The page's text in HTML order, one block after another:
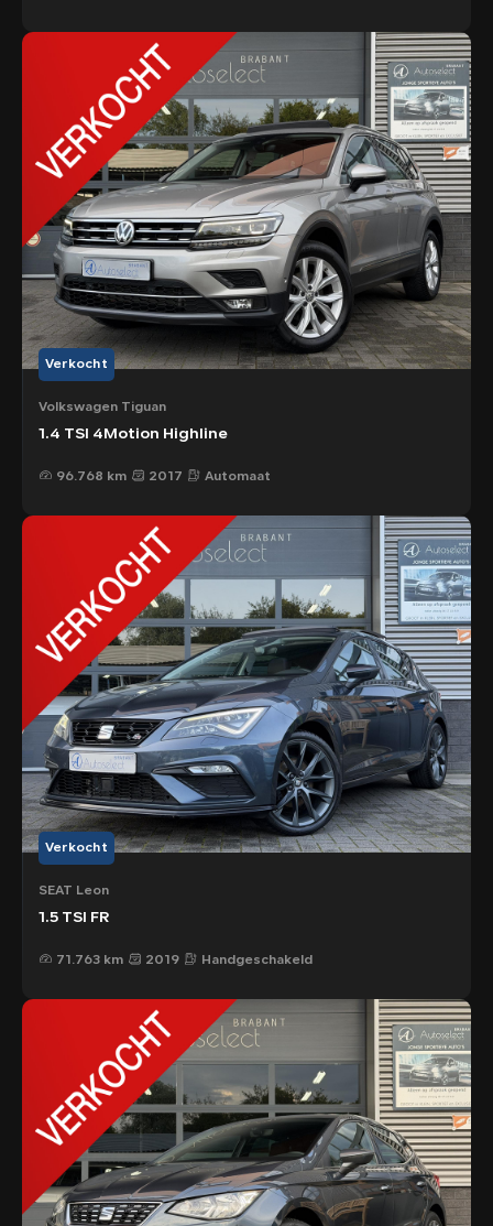
Verkocht
Volkswagen Tiguan
1.4 TSI 4Motion Highline
96.768 km 2017 Automaat
Verkocht
SEAT Leon
1.5 TSI FR
71.763 km 2019 Handgeschakeld